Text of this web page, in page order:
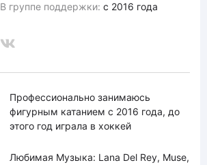
В группе поддержки: с 2016 года
Профессионально занимаюсь
фигурным катанием с 2016 года, до
этого год играла в хоккей
Любимая Музыка: Lana Del Rey, Muse,